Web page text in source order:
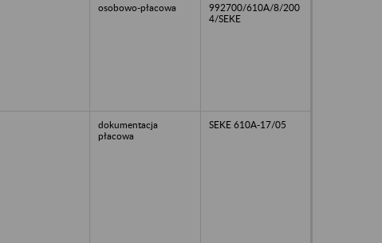
osobowo-płacowa
992700/610A/8/200
4/SEKE
dokumentacja
płacowa
SEKE 610A-17/05